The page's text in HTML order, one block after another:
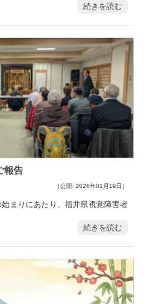
続きを読む
報告
（公開: 2026年01月19日）
まりにあたり、福井県視覚障害者
続きを読む